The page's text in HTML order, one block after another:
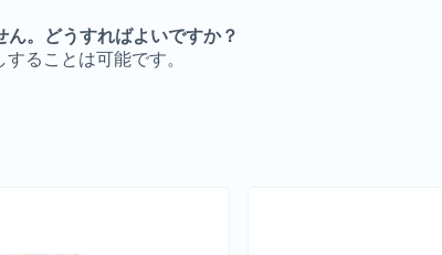
ん。どうすればよいですか？
ることは可能です。